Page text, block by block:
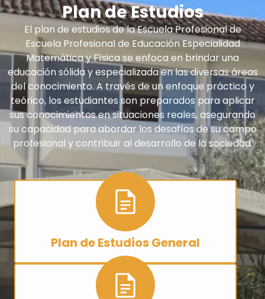
Plan de Estudios
El plan de estudios de la Escuela Profesional de
Escuela Profesional de Educación Especialidad
Matemática y Física se enfoca en brindar una
educación sólida y especializada en las diversas áreas
del conocimiento. A través de un enfoque práctico y
teórico, los estudiantes son preparados para aplicar
sus conocimientos en situaciones reales, asegurando
su capacidad para abordar los desafíos de su campo
profesional y contribuir al desarrollo de la sociedad.
Plan de Estudios General